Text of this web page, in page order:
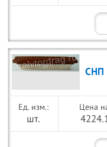
СНП
шт.
Цена